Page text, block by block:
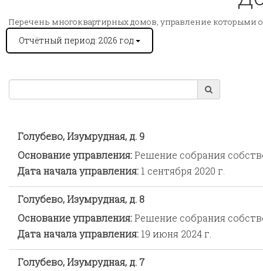
Перечень многоквартирных домов, управление которыми
Отчётный период: 2026 год
Голубево, Изумрудная, д. 9
Основание управления:Решение собрания
Дата начала управления: 1 сентября 2020 г.
Голубево, Изумрудная, д. 8
Основание управления:Решение собрания
Дата начала управления: 19 июня 2024 г.
Голубево, Изумрудная, д. 7